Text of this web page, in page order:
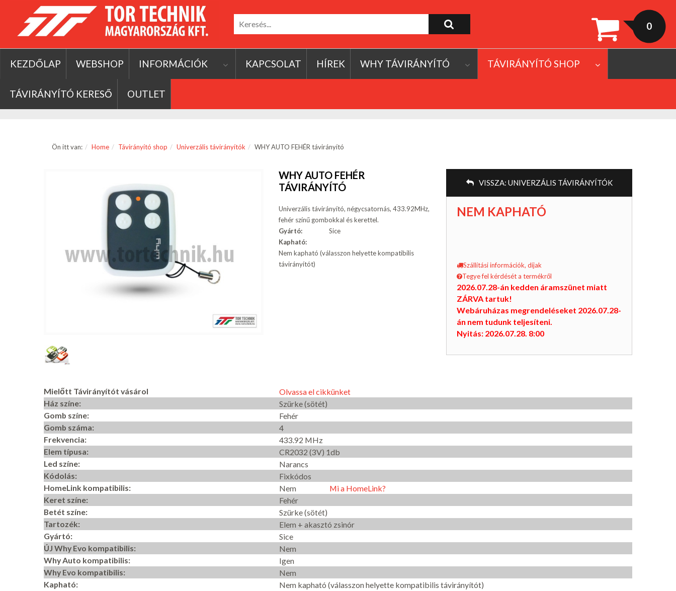
0
KEZDŐLAP WEBSHOP INFORMÁCIÓK KAPCSOLAT HÍREK WHY TÁVIRÁNYÍTÓ TÁVIRÁNYÍTÓ SHOP
TÁVIRÁNYÍTÓ KERESŐ OUTLET
Ön itt van: Home Távirányító shop Univerzális távirányítók WHY AUTO FEHÉR távirányító
WHY AUTO FEHÉR
TÁVIRÁNYÍTÓ
Univerzális távirányító, négycsatornás, 433.92MHz,
fehér színű gombokkal és kerettel.
Gyártó:
Sice
Kapható:
Nem kapható (válasszon helyette kompatibilis
távirányítót)
VISSZA: UNIVERZÁLIS TÁVIRÁNYÍTÓK
NEM KAPHATÓ
Szállítási információk, díjak
Tegye fel kérdését a termékről
2026.07.28-án kedden áramszünet miatt
ZÁRVA tartuk!
Webáruházas megrendeléseket 2026.07.28-
án nem tudunk teljesíteni.
Nyitás: 2026.07.28. 8:00
Mielőtt Távirányítót vásárol
Olvassa el cikkünket
Ház színe:
Szürke (sötét)
Gomb színe:
Fehér
Gomb száma:
4
Frekvencia:
433.92 MHz
Elem típusa:
CR2032 (3V) 1db
Led színe:
Narancs
Kódolás:
Fixkódos
HomeLink kompatibilis:
Nem
Mi a HomeLink?
Keret színe:
Fehér
Betét színe:
Szürke (sötét)
Tartozék:
Elem + akasztó zsinór
Gyártó:
Sice
ÚJ Why Evo kompatibilis:
Nem
Why Auto kompatibilis:
Igen
Why Evo kompatibilis:
Nem
Kapható:
Nem kapható (válasszon helyette kompatibilis távirányítót)